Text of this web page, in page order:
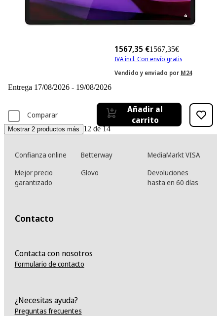
1567,35 €1567,35€
IVA incl. Con envío gratis
Vendido y enviado por M24
Entrega 17/08/2026 - 19/08/2026
Comparar
Añadir al
carrito
Mostrar 2 productos más 12 de 14
Confianza online Betterway
MediaMarkt VISA
Mejor precio
garantizado
Glovo
Devoluciones
hasta en 60 días
Contacto
Contacta con nosotros
Formulario de contacto
¿Necesitas ayuda?
Preguntas frecuentes